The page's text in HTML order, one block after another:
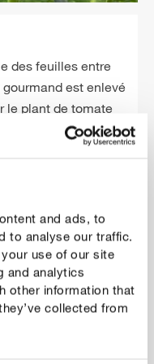
and ads, to
to analyse our traffic.
use of our site
and analytics
other information that
collected from
des feuilles entre
est enlevé
le plant de tomate
l’été de